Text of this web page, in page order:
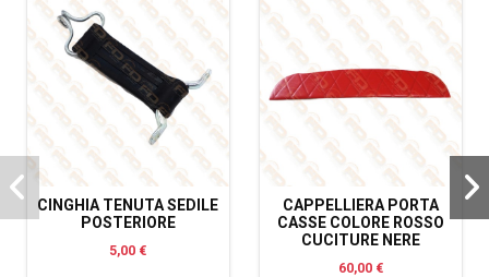
CINGHIA TENUTA SEDILE
POSTERIORE
5,00 €
CAPPELLIERA PORTA
CASSE COLORE ROSSO
CUCITURE NERE
60,00 €